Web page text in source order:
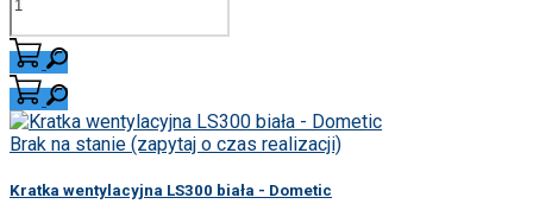
Brak na stanie (zapytaj o czas realizacji)
Kratka wentylacyjna LS300 biała - Dometic